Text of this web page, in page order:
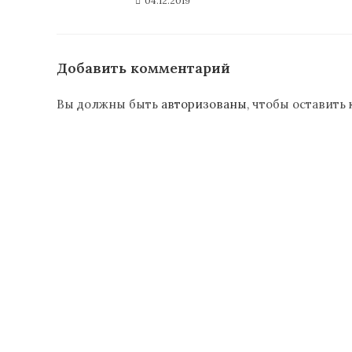
Добавить комментарий
Вы должны быть авторизованы, чтобы